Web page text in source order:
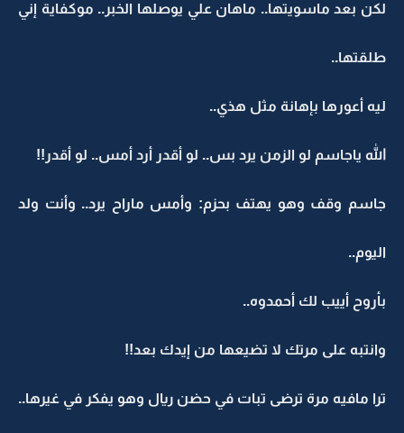
لكن بعد ماسويتها.. ماهان علي يوصلها الخبر.. موكفاية إني
طلقتها..
ليه أعورها بإهانة مثل هذي..
الله ياجاسم لو الزمن يرد بس.. لو أقدر أرد أمس.. لو أقدر!!
جاسم وقف وهو يهتف بحزم: وأمس ماراح يرد.. وأنت ولد
اليوم..
بأروح أييب لك أحمدوه..
وانتبه على مرتك لا تضيعها من إيدك بعد!!
ترا مافيه مرة ترضى تبات في حضن ريال وهو يفكر في غيرها..